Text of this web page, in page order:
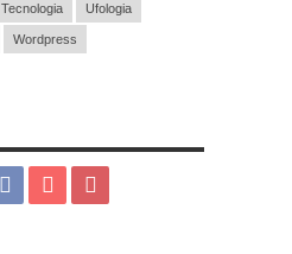
Tecnologia Ufologia
Wordpress